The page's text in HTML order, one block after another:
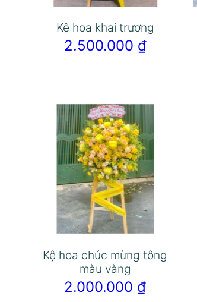
Kệ hoa khai trương
2.500.000 ₫
Kệ hoa chúc mừng tông
màu vàng
2.000.000 ₫